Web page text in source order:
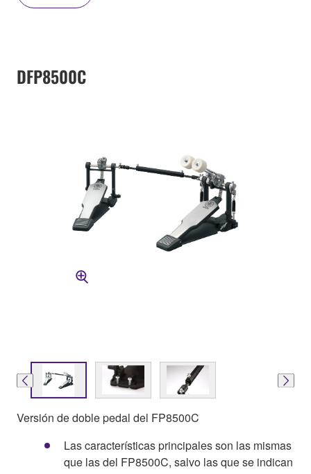
DFP8500C
Versión de doble pedal del FP8500C
Las características principales son las mismas
que las del FP8500C, salvo las que se indican